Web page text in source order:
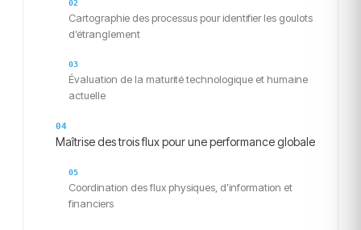
Cartographie des processus pour identifier les goulots
d’étranglement
Évaluation de la maturité technologique et humaine
actuelle
Maîtrise des trois flux pour une performance globale
Coordination des flux physiques, d’information et
financiers